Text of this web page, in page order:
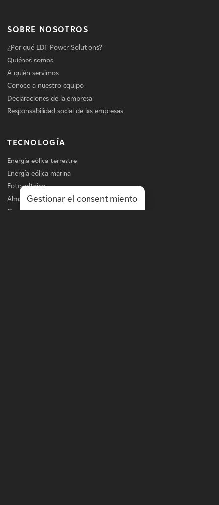
SOBRE NOSOTROS
¿Por qué EDF Power Solutions?
Quiénes somos
A quién servimos
Conoce a nuestro equipo
Declaraciones de la empresa
Responsabilidad social de las empresas
TECNOLOGÍA
Energía eólica terrestre
Energía eólica marina
Fotovoltaico
Almacenamiento
Carga de vehículos eléctricos
Gestionar el consentimiento